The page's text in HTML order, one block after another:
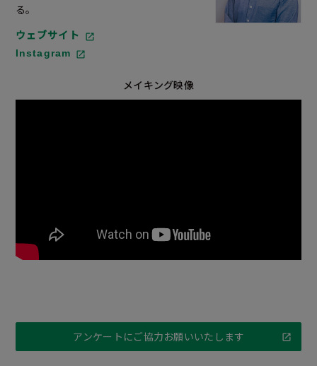
る。
ウェブサイト
Instagram
メイキング映像
アンケートにご協力お願いいたします